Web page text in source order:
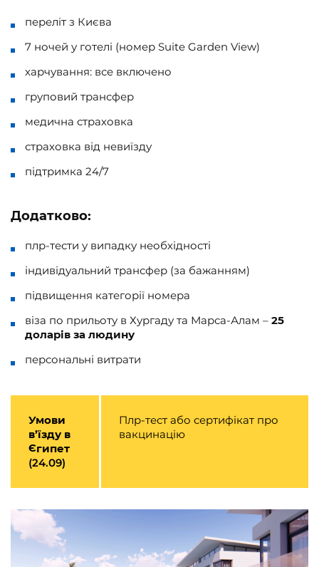
переліт з Києва
7 ночей у готелі (номер Suite Garden View)
харчування: все включено
груповий трансфер
медична страховка
страховка від невиїзду
підтримка 24/7
Додатково:
плр-тести у випадку необхідності
індивідуальний трансфер (за бажанням)
підвищення категорії номера
віза по прильоту в Хургаду та Марса-Алам – 25
доларів за людину
персональні витрати
Умови
в’їзду в
Єгипет
(24.09)
Плр-тест або сертифікат про
вакцинацію